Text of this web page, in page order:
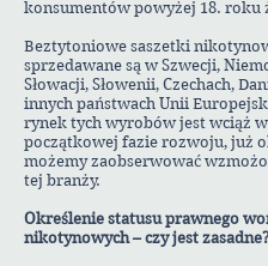
konsumentów powyżej 18. roku
Beztytoniowe saszetki
sprzedawane są w Szwecji,
Słowacji, Słowenii, Czechach,
innych państwach Unii
rynek tych wyrobów jest wciąż w
początkowej fazie rozwoju, już
możemy zaobserwować
tej branży.
Określenie statusu prawnego
nikotynowych – czy jest